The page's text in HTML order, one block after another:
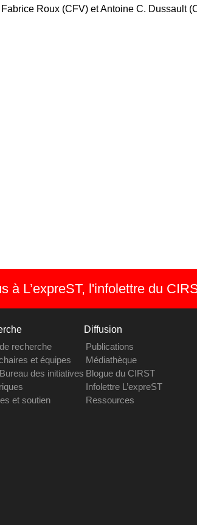
Roux (CFV) et Antoine C. Dussault
à L’expreST, l'infolettre du
recherche
et équipes
des initiatives
et soutien
Diffusion
Publications
Médiathèque
Blogue du CIRST
Infolettre L’expreST
Ressources